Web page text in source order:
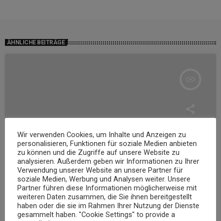
ÄHNLICHE BEITRÄGE
UNSERE BEITRÄGE
Sensationeller Mammut-Fund in Koblenz: Eiszeitliche Knochen ab März
Wir verwenden Cookies, um Inhalte und Anzeigen zu
personalisieren, Funktionen für soziale Medien anbieten
zu können und die Zugriffe auf unsere Website zu
analysieren. Außerdem geben wir Informationen zu Ihrer
Verwendung unserer Website an unsere Partner für
soziale Medien, Werbung und Analysen weiter. Unsere
Partner führen diese Informationen möglicherweise mit
weiteren Daten zusammen, die Sie ihnen bereitgestellt
haben oder die sie im Rahmen Ihrer Nutzung der Dienste
gesammelt haben. "Cookie Settings" to provide a